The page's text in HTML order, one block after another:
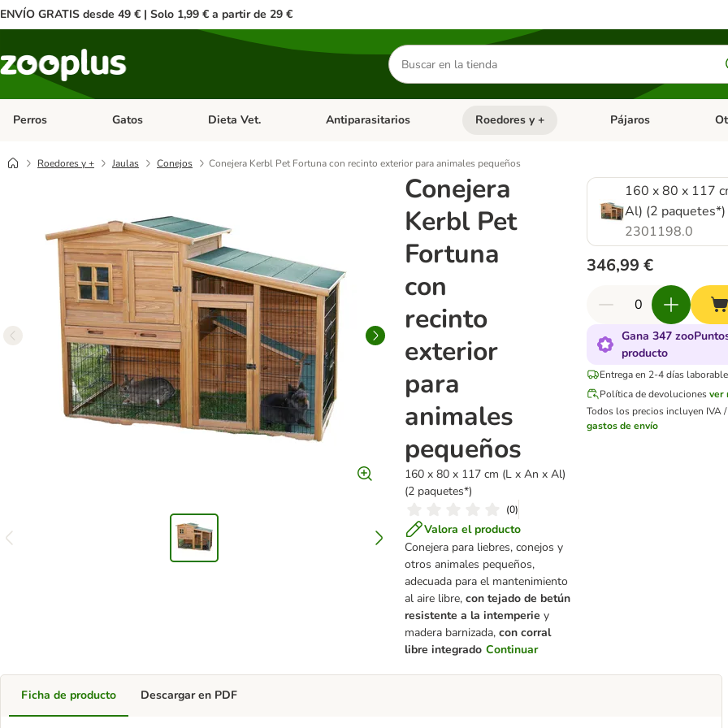
ENVÍO GRATIS desde 49 € | Solo 1,99 € a partir de 29 €
Buscar
productos
Perros Menú de categoria abierto: Perros
Gatos Menú de categoria abierto: Gatos
Dieta Vet. Menú de categoria abierto: Dieta Vet.
Antiparasitarios Menú de categoria abierto: Antiparasitarios
Roedores y + Menú de categoria
Pájaros
Roedores y + Jaulas Conejos Conejera Kerbl Pet Fortuna con recinto exterior para animales pequeños
Conejera
Kerbl Pet
Fortuna
con
recinto
exterior
para
animales
pequeños
160 x 80 x 117 cm (L x An x Al)
(2 paquetes*)
(0)
Valora el producto
Conejera para liebres, conejos y
otros animales pequeños,
adecuada para el mantenimiento
al aire libre, con tejado de betún
resistente a la intemperie y
madera barnizada, con corral
libre integrado Continuar
160 x 80 x 117
Al) (2 paquetes*)
2301198.0
346,99 €
Gana 347
producto
Entrega en 2-4 días
Política de devolucionesver
Todos los precios incluyen IVA /
gastos de envío
Ficha de producto Descargar en PDF